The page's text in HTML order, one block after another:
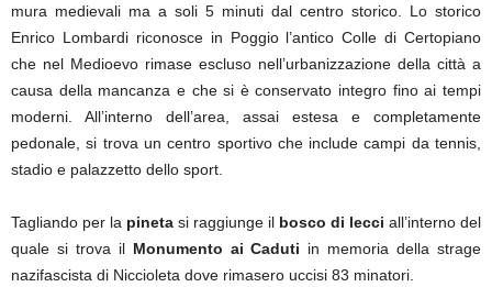
mura medievali ma a soli 5 minuti dal centro storico. Lo storico
Enrico Lombardi riconosce in Poggio l’antico Colle di Certopiano
che nel Medioevo rimase escluso nell’urbanizzazione della città a
causa della mancanza e che si è conservato integro fino ai tempi
moderni. All’interno dell’area, assai estesa e completamente
pedonale, si trova un centro sportivo che include campi da tennis,
stadio e palazzetto dello sport.
Tagliando per la pineta si raggiunge il bosco di lecci all’interno del
quale si trova il Monumento ai Caduti in memoria della strage
nazifascista di Niccioleta dove rimasero uccisi 83 minatori.